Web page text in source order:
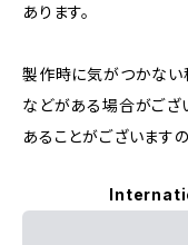
あります。
製作時に気がつかない
などがある場合がござ
あることがございます